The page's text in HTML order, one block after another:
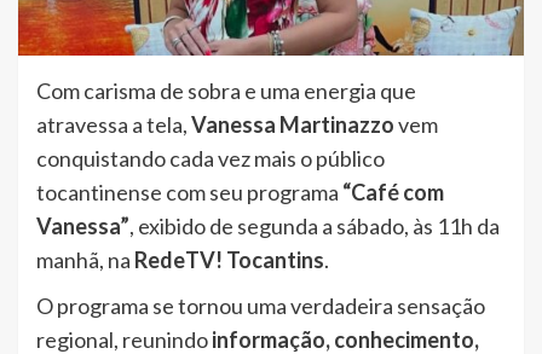
Com carisma de sobra e uma energia que
atravessa a tela,Vanessa Martinazzovem
conquistando cada vez mais o público
tocantinense com seu programa “Café com
Vanessa”, exibido de segunda a sábado, às 11h da
manhã, na RedeTV! Tocantins.
O programa se tornou uma verdadeira sensação
regional, reunindoinformação, conhecimento,